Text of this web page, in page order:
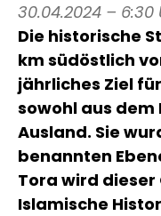
30.04.2024 – 6:30
Die historische
km südöstlich
jährliches Ziel
sowohl aus
Ausland. Sie
benannten
Tora wird dieser
Islamische